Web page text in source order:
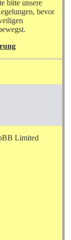
bitte unsere
bevor
Limited